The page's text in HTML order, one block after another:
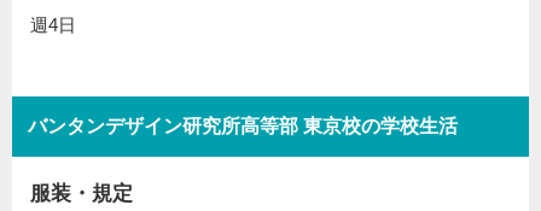
週4日
バンタンデザイン研究所高等部 東京校の学校生活
服装・規定